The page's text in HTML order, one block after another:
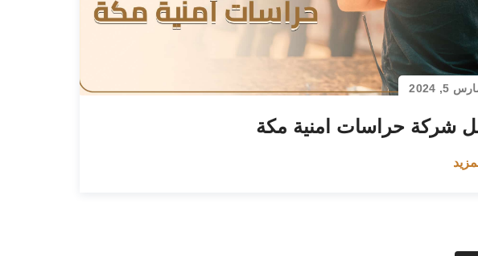
5, 2024
شركة حراسات امنية مكة